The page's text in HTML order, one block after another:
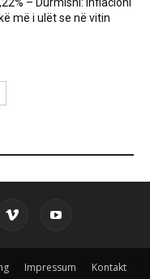
më i ulët se në vitin
Impressum Kontakt